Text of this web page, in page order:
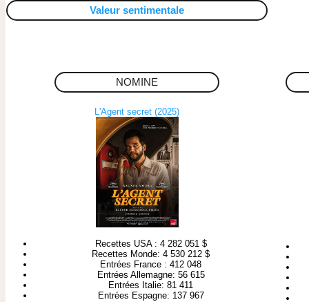
Valeur sentimentale
NOMINE
L'Agent secret (2025)
Recettes USA : 4 282 051 $
Recettes Monde: 4 530 212 $
Entrées France : 412 048
Entrées Allemagne: 56 615
Entrées Italie: 81 411
Entrées Espagne: 137 967